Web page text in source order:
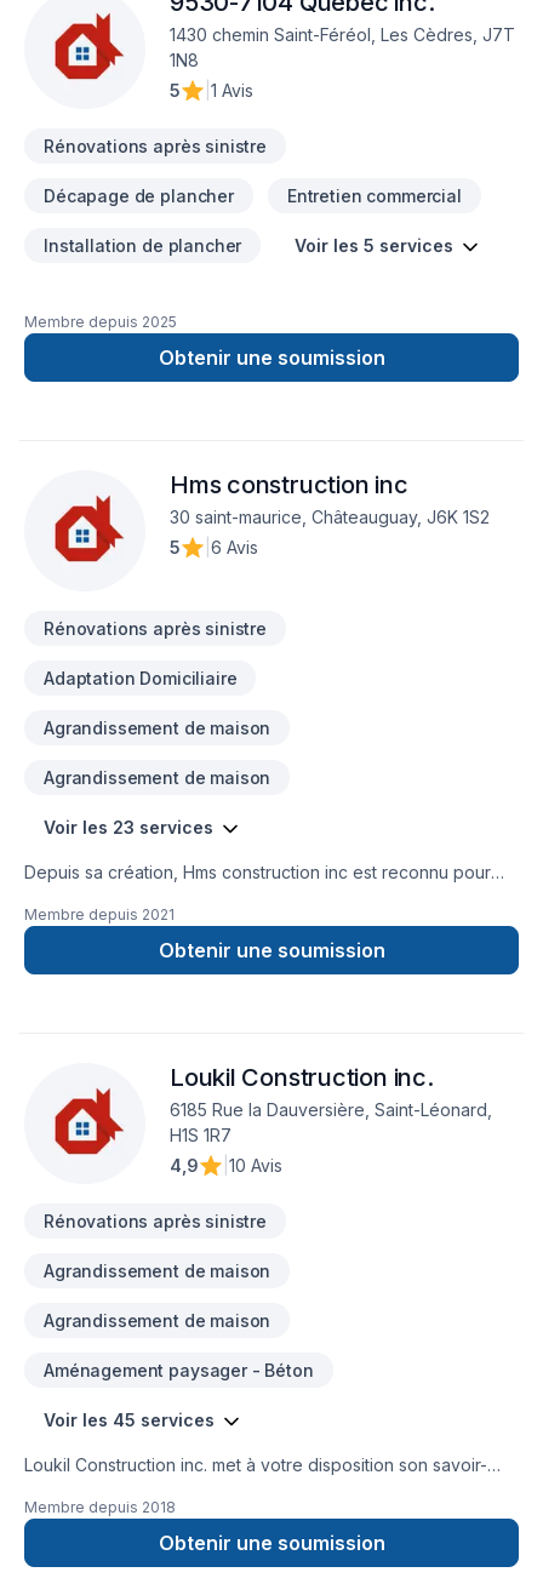
personnalisée et démarrez votre projet en toute confiance.
1430 chemin Saint-Féréol, Les Cèdres, J7T
1N8
5
1 Avis
Rénovations après sinistre
Décapage de plancher Entretien commercial
Installation de plancher Voir les 5 services
Membre depuis 2025
Obtenir une soumission
Hms construction inc
30 saint-maurice, Châteauguay, J6K 1S2
5
6 Avis
Rénovations après sinistre
Adaptation Domiciliaire
Agrandissement de maison
Agrandissement de maison
Voir les 23 services
Depuis sa création, Hms construction inc est reconnu pour
sinistre, Armoires, Balcon de bois, Commercial, Cuisine,
Garage, Patio, Rénovation générale, Salle de bain, Sous-sol.
Nous desservons Montérégie avec passion et
votre soumission personnalisée et démarrez votre projet en
toute confiance.
Membre depuis 2021
Obtenir une soumission
Loukil Construction inc.
6185 Rue la Dauversière, Saint-Léonard,
H1S 1R7
4,9
10 Avis
Rénovations après sinistre
Agrandissement de maison
Agrandissement de maison
Aménagement paysager - Béton
Voir les 45 services
Loukil Construction inc. met à votre disposition son savoir-
Coffrage, Commercial, Démolition, Drain français, Excavation,
Excavation intérieur, Fissures, Fondation, Fondations,
Gouttières, Gypse, Ingénieur, Margelle, Patio, Plancher, Puit
Membre depuis 2018
Obtenir une soumission